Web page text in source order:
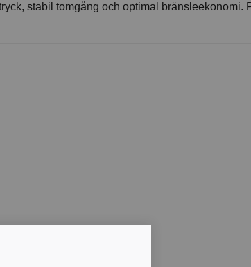
stabil tomgång och optimal bränsleekonomi.